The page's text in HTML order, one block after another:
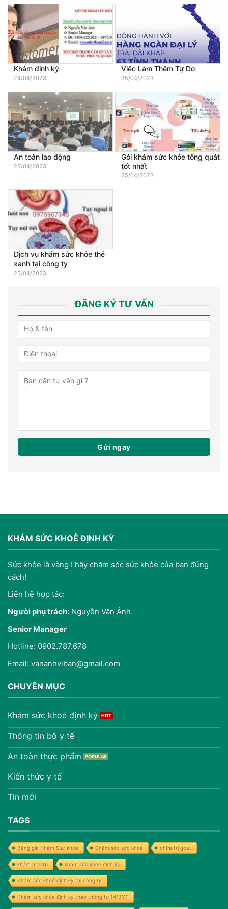
Khám định kỳ
24/04/2023
Việc Làm Thêm Tự Do
25/04/2023
An toàn lao động
25/04/2023
Gói khám sức khỏe tổng quát
tốt nhất
25/04/2023
Dịch vụ khám sức khỏe thẻ
xanh tại công ty
25/04/2023
ĐĂNG KÝ TƯ VẤN
KHÁM SỨC KHOẺ ĐỊNH KỲ
Sức khỏe là vàng ! hãy chăm sóc sức khỏe của bạn đúng
cách!
Liên hệ hợp tác:
Người phụ trách: Nguyễn Văn Ánh.
Senior Manager
Hotline: 0902.787.678
Email: vananhviban@gmail.com
CHUYÊN MỤC
Khám sức khoẻ định kỳ
Thông tin bộ y tế
An toàn thực phẩm
Kiến thức y tế
Tin mới
TAGS
Bảng giá Khám Sức khoẻ Chăm sóc sức khoẻ chữa trị gout
khám atvstp khám sức khoẻ định kỳ
Khám sức khoẻ định kỳ tại công ty
Khám sức khỏe định kỳ theo thông tư 14/BYT